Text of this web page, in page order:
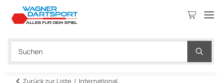
Zurück zur Liste International